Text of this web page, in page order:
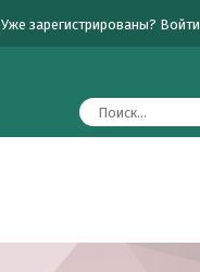
Уже зарегистрированы? Войти